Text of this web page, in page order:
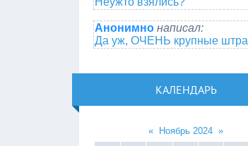
Анонимно написал:
Да уж, ОЧЕНЬ крупные штра
КАЛЕНДАРЬ
« Ноябрь 2024 »